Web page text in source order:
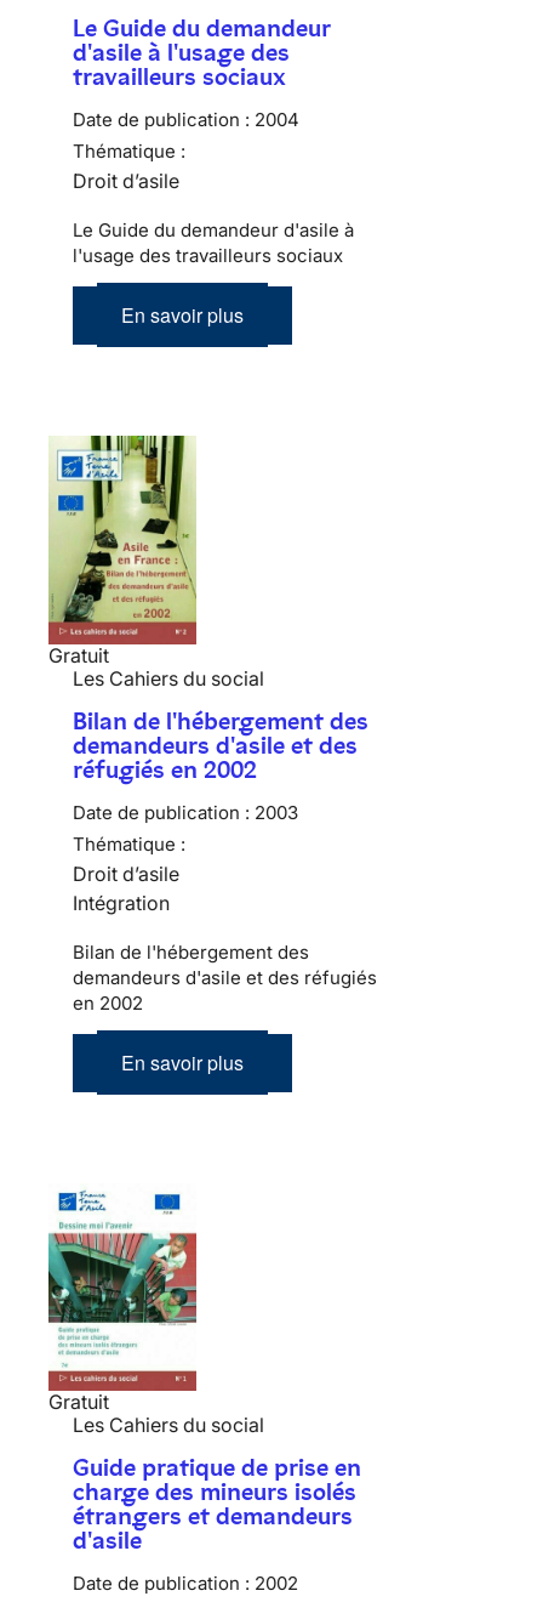
Le Guide du demandeur
d'asile à l'usage des
travailleurs sociaux
Date de publication : 2004
Thématique :
Droit d’asile
Le Guide du demandeur d'asile à
l'usage des travailleurs sociaux
En savoir plus
Gratuit
Les Cahiers du social
Bilan de l'hébergement des
demandeurs d'asile et des
réfugiés en 2002
Date de publication : 2003
Thématique :
Droit d’asile
Intégration
Bilan de l'hébergement des
demandeurs d'asile et des réfugiés
en 2002
En savoir plus
Gratuit
Les Cahiers du social
Guide pratique de prise en
charge des mineurs isolés
étrangers et demandeurs
d'asile
Date de publication : 2002